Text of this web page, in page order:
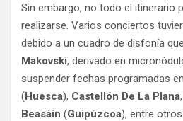
Sin embargo, no todo el itinerario
realizarse. Varios conciertos
debido a un cuadro de disfonía
Makovski, derivado en
suspender fechas programadas en
(Huesca), Castellón De La Plana,
Beasáin (Guipúzcoa), entre